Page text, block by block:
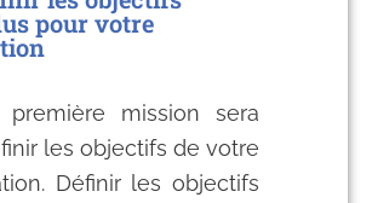
pour votre
première mission sera
les objectifs de votre
Définir les objectifs